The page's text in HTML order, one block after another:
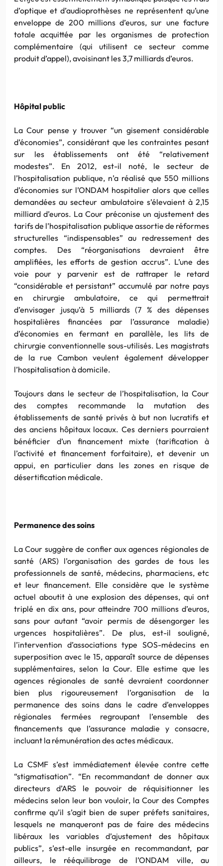
d’optique et d’audioprothèses ne représentent qu’une
enveloppe de 200 millions d’euros, sur une facture
totale acquittée par les organismes de protection
complémentaire (qui utilisent ce secteur comme
produit d’appel), avoisinant les 3,7 milliards d’euros.
Hôpital public
La Cour pense y trouver “un gisement considérable
d’économies”, considérant que les contraintes pesant
sur les établissements ont été “relativement
modestes”. En 2012, est-il noté, le secteur de
l’hospitalisation publique, n’a réalisé que 550 millions
d’économies sur l’ONDAM hospitalier alors que celles
demandées au secteur ambulatoire s’élevaient à 2,15
milliard d’euros. La Cour préconise un ajustement des
tarifs de l’hospitalisation publique assortie de réformes
structurelles “indispensables” au redressement des
comptes. Des “réorganisations devraient être
amplifiées, les efforts de gestion accrus”. L’une des
voie pour y parvenir est de rattraper le retard
“considérable et persistant” accumulé par notre pays
en chirurgie ambulatoire, ce qui permettrait
d’envisager jusqu’à 5 milliards (7 % des dépenses
hospitalières financées par l’assurance maladie)
d’économies en fermant en parallèle, les lits de
chirurgie conventionnelle sous-utilisés. Les magistrats
de la rue Cambon veulent également développer
l’hospitalisation à domicile.
Toujours dans le secteur de l’hospitalisation, la Cour
des comptes recommande la mutation des
établissements de santé privés à but non lucratifs et
des anciens hôpitaux locaux. Ces derniers pourraient
bénéficier d’un financement mixte (tarification à
l’activité et financement forfaitaire), et devenir un
appui, en particulier dans les zones en risque de
désertification médicale.
Permanence des soins
La Cour suggère de confier aux agences régionales de
santé (ARS) l’organisation des gardes de tous les
professionnels de santé, médecins, pharmaciens, etc
et leur financement. Elle considère que le système
actuel aboutit à une explosion des dépenses, qui ont
triplé en dix ans, pour atteindre 700 millions d’euros,
sans pour autant “avoir permis de désengorger les
urgences hospitalières”. De plus, est-il souligné,
l’intervention d’associations type SOS-médecins en
superposition avec le 15, apparaît source de dépenses
supplémentaires, selon la Cour. Elle estime que les
agences régionales de santé devraient coordonner
bien plus rigoureusement l’organisation de la
permanence des soins dans le cadre d’enveloppes
régionales fermées regroupant l’ensemble des
financements que l’assurance maladie y consacre,
incluant la rémunération des actes médicaux.
La CSMF s’est immédiatement élevée contre cette
“stigmatisation”. “En recommandant de donner aux
directeurs d’ARS le pouvoir de réquisitionner les
médecins selon leur bon vouloir, la Cour des Comptes
confirme qu’il s’agit bien de super préfets sanitaires,
lesquels ne manqueront pas de faire des médecins
libéraux les variables d’ajustement des hôpitaux
publics”, s’est-elle insurgée en recommandant, par
ailleurs, le rééquilibrage de l’ONDAM ville, au